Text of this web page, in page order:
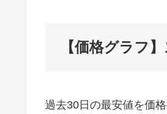
【価格グラフ
過去30日の最安値を価